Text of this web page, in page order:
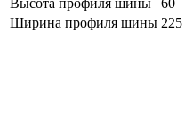
Высота профиля шины
60
Ширина профиля шины 225